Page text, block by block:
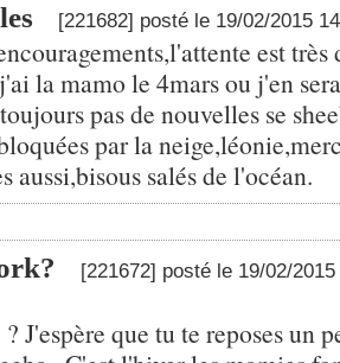
[221682] posté le 19/02/2015
est très
la mamo le 4mars ou j'en
pas de nouvelles se
par la
aussi,bisous salés de l'océan.
[221672] posté le 19/02/
J'espère que tu te reposes un